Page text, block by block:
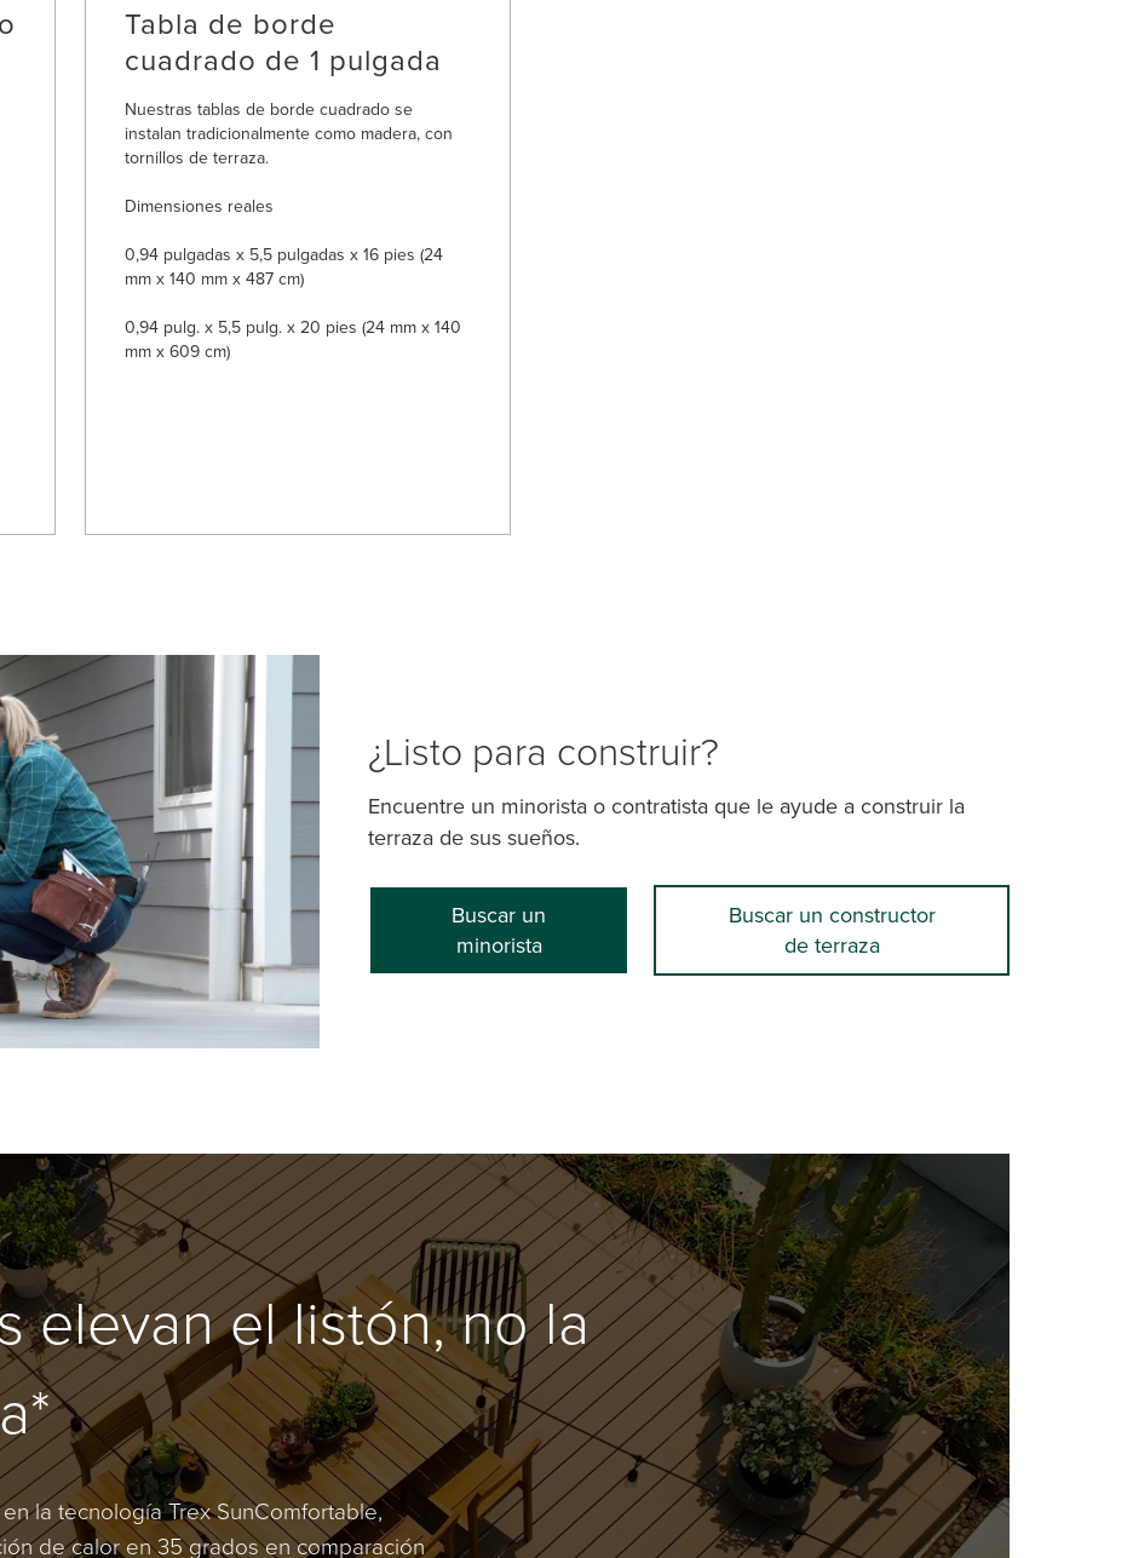
Tabla de borde
cuadrado de 1 pulgada
Nuestras tablas de borde cuadrado se
instalan tradicionalmente como madera, con
tornillos de terraza.
Dimensiones reales
0,94 pulgadas x 5,5 pulgadas x 16 pies (24
mm x 140 mm x 487 cm)
0,94 pulg. x 5,5 pulg. x 20 pies (24 mm x 140
mm x 609 cm)
¿Listo para construir?
Encuentre un minorista o contratista que le ayude a construir la
terraza de sus sueños.
Buscar un
minorista
Buscar un constructor
de terraza
elevan el listón, no la
la tecnología Trex SunComfortable,
de calor en 35 grados en comparación